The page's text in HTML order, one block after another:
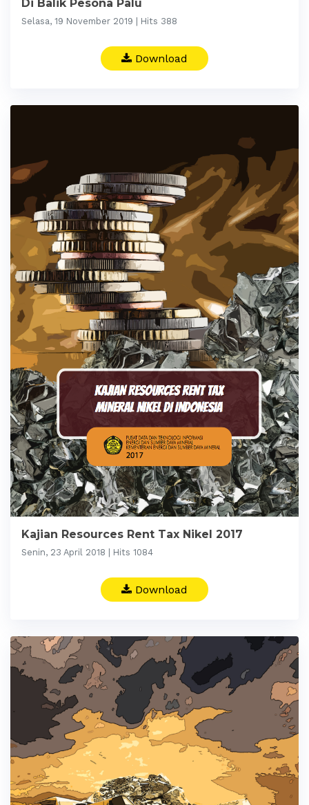
Di Balik Pesona Palu
Selasa, 19 November 2019 | Hits 388
Download
Kajian Resources Rent Tax Nikel 2017
Senin, 23 April 2018 | Hits 1084
Download